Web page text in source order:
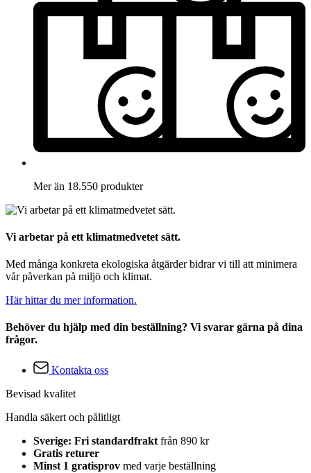
Mer än 18.550 produkter
Vi arbetar på ett klimatmedvetet sätt.
Med många konkreta ekologiska åtgärder bidrar vi till att minimera
vår påverkan på miljö och klimat.
Här hittar du mer information.
Behöver du hjälp med din beställning? Vi svarar gärna på dina
frågor.
Kontakta oss
Bevisad kvalitet
Handla säkert och pålitligt
Sverige: Fri standardfrakt från 890 kr
Gratis returer
Minst 1 gratisprov med varje beställning